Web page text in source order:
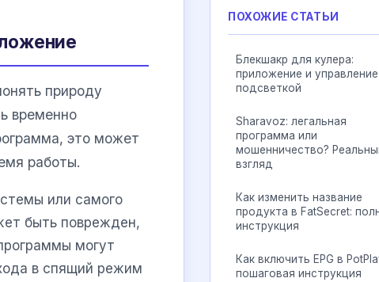
природу
временно
это может
работы.
или самого
быть поврежден,
могут
в спящий режим
ПОХОЖИЕ СТАТЬИ
Блекшакр для кулера:
приложение и управление
подсветкой
Sharavoz: легальная
программа или
мошенничество?
взгляд
Как изменить название
продукта в FatSecret:
инструкция
Как включить EPG в
пошаговая инструкция